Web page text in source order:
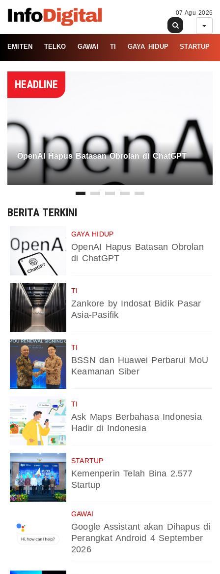
07 Agu 2026
EMITEN TELKO GAWAI TI GAYA HIDUP STARTUP
HEADLINE
OpenAI Hapus Batasan Obrolan di ChatGPT
BERITA TERKINI
GAYA HIDUP
OpenAI Hapus Batasan Obrolan
di ChatGPT
TI
Zankore by Indosat Bidik Pasar
Asia-Pasifik
TI
BSSN dan Huawei Perbarui MoU
Keamanan Siber
TI
Ask Maps Berbahasa Indonesia
Hadir di Indonesia
STARTUP
Kemenperin Telah Bina 2.577
Startup
GAWAI
Google Assistant akan Dihapus di
Perangkat Android 4 September
2026